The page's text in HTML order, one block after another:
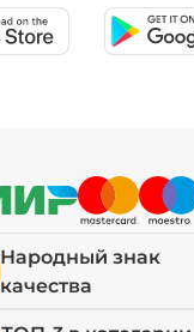
Народный знак
качества